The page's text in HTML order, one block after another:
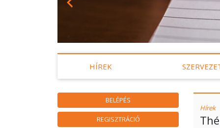
HÍREK
BELÉPÉS
REGISZTRÁCIÓ
Hírek